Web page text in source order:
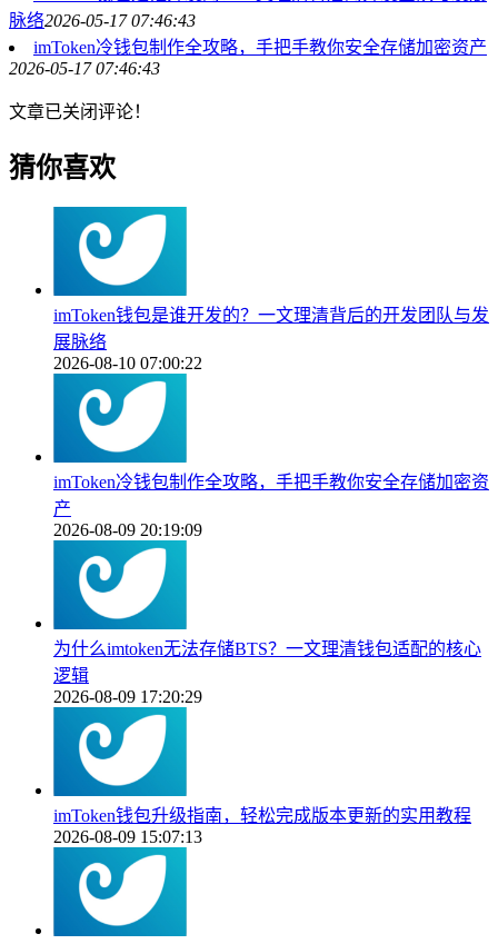
脉络2026-05-17 07:46:43
imToken冷钱包制作全攻略，手把手教你安全存储加密资产
2026-05-17 07:46:43
文章已关闭评论！
猜你喜欢
imToken钱包是谁开发的？一文理清背后的开发团队与发
展脉络
2026-08-10 07:00:22
imToken冷钱包制作全攻略，手把手教你安全存储加密资
产
2026-08-09 20:19:09
为什么imtoken无法存储BTS？一文理清钱包适配的核心
逻辑
2026-08-09 17:20:29
imToken钱包升级指南，轻松完成版本更新的实用教程
2026-08-09 15:07:13